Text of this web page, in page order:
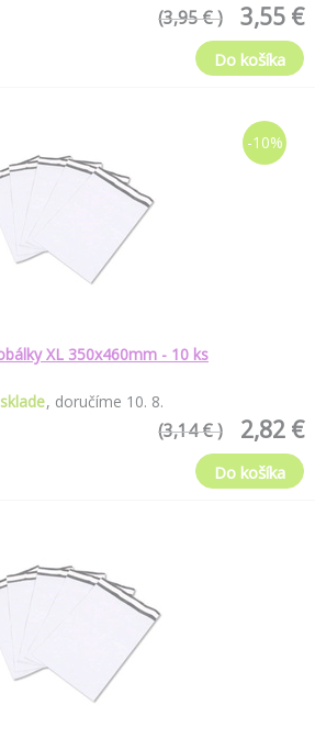
3,55 €
(3,95 € )
Do košíka
-10%
XL 350x460mm - 10 ks
doručíme 10. 8.
2,82 €
(3,14 € )
Do košíka